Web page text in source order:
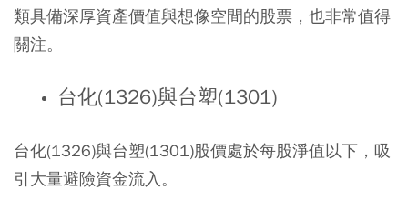
類具備深厚資產價值與想像空間的股票，也非常值得
關注。
台化(1326)與台塑(1301)
台化(1326)與台塑(1301)股價處於每股淨值以下，吸
引大量避險資金流入。